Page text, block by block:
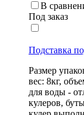
В
Под заказ
Подставка
Размер
вес: 8кг,
для воды -
кулеров,